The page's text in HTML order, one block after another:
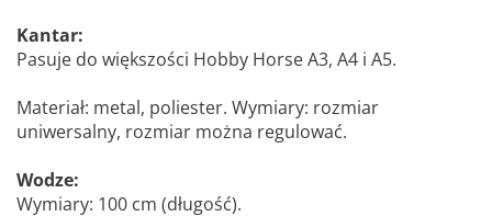
Kantar:
Pasuje do większości Hobby Horse A3, A4 i A5.
Materiał: metal, poliester. Wymiary: rozmiar
uniwersalny, rozmiar można regulować.
Wodze:
Wymiary: 100 cm (długość).